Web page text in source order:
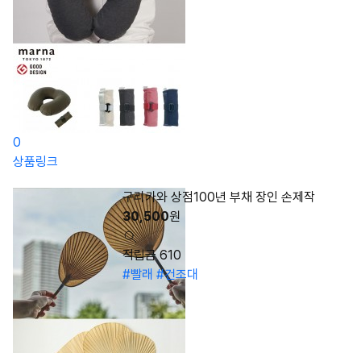
0
상품링크
구리카와 상점100년 부채 장인 손제작
30,500원
적립금 610
#빨래 #건조대